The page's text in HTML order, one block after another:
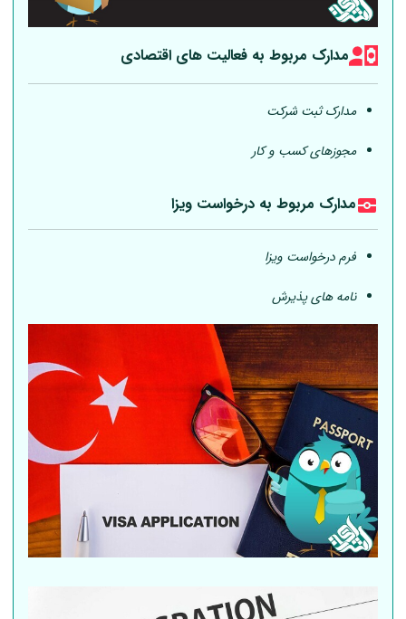
مدارک مربوط به فعالیت های اقتصادی
مدارک ثبت شرکت
مجوزهای کسب و کار
مدارک مربوط به درخواست ویزا
فرم درخواست ویزا
نامه های پذیرش